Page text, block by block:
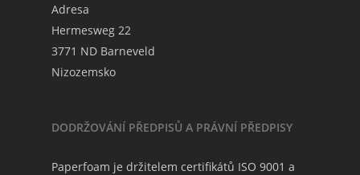
Adresa
Hermesweg 22
3771 ND Barneveld
Nizozemsko
DODRŽOVÁNÍ PŘEDPISŮ A PRÁVNÍ PŘEDPISY
Paperfoam je držitelem certifikátů ISO 9001 a